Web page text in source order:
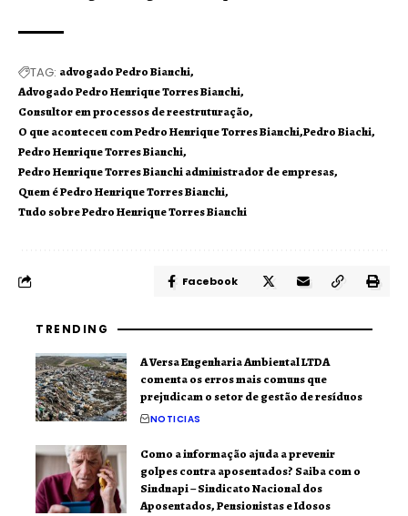
TAG: advogado Pedro Bianchi
Advogado Pedro Henrique Torres Bianchi
Consultor em processos de reestruturação
O que aconteceu com Pedro Henrique Torres Bianchi Pedro Biachi
Pedro Henrique Torres Bianchi
Pedro Henrique Torres Bianchi administrador de empresas
Quem é Pedro Henrique Torres Bianchi
Tudo sobre Pedro Henrique Torres Bianchi
Facebook
TRENDING
A Versa Engenharia Ambiental LTDA
comenta os erros mais comuns que
prejudicam o setor de gestão de resíduos
NOTICIAS
Como a informação ajuda a prevenir
golpes contra aposentados? Saiba com o
Sindnapi – Sindicato Nacional dos
Aposentados, Pensionistas e Idosos